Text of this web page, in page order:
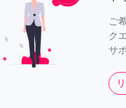
ご
ク
サ